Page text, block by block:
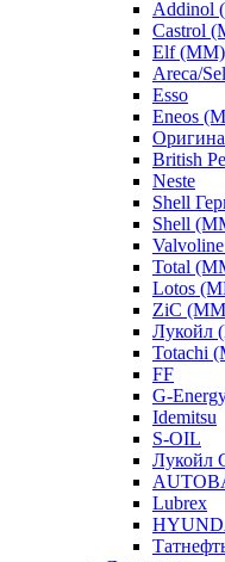
Castrol
Elf (ММ)
Areca/
Esso
Eneos
British
Neste
Shell
Shell
Total
Lotos
ZiC
Лукойл
Totachi
FF
G-
Idemitsu
S-OIL
Лукойл
Lubrex